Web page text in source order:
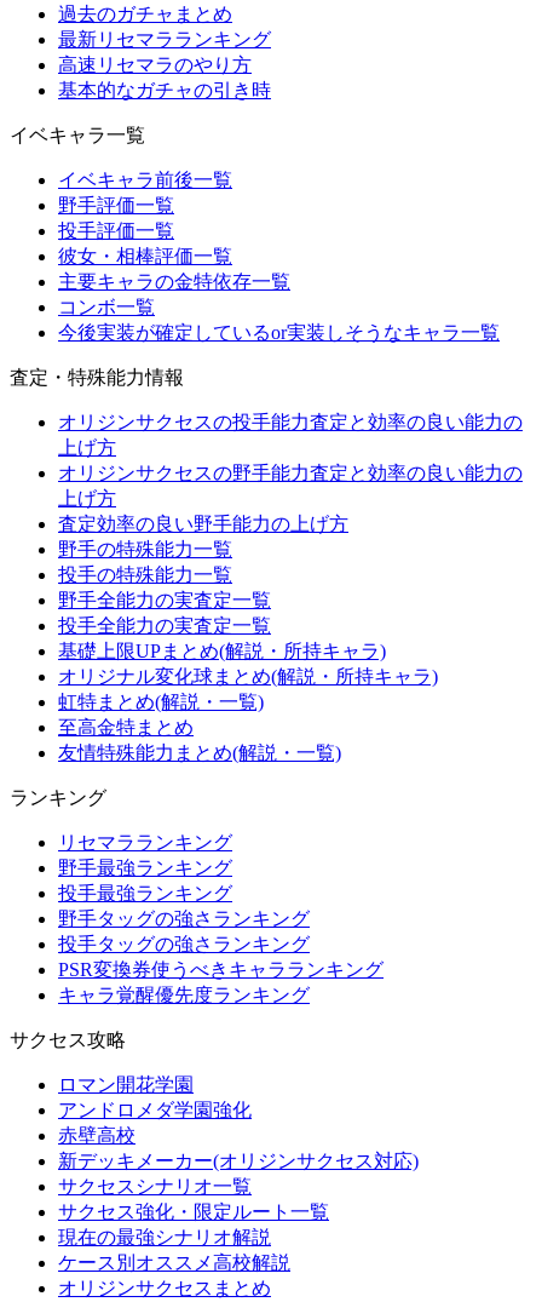
過去のガチャまとめ
最新リセマラランキング
高速リセマラのやり方
基本的なガチャの引き時
イベキャラ一覧
イベキャラ前後一覧
野手評価一覧
投手評価一覧
彼女・相棒評価一覧
主要キャラの金特依存一覧
コンボ一覧
今後実装が確定しているor実装しそうなキャラ一覧
査定・特殊能力情報
オリジンサクセスの投手能力査定と効率の良い能力の
上げ方
オリジンサクセスの野手能力査定と効率の良い能力の
上げ方
査定効率の良い野手能力の上げ方
野手の特殊能力一覧
投手の特殊能力一覧
野手全能力の実査定一覧
投手全能力の実査定一覧
基礎上限UPまとめ(解説・所持キャラ)
オリジナル変化球まとめ(解説・所持キャラ)
虹特まとめ(解説・一覧)
至高金特まとめ
友情特殊能力まとめ(解説・一覧)
ランキング
リセマラランキング
野手最強ランキング
投手最強ランキング
野手タッグの強さランキング
投手タッグの強さランキング
PSR変換券使うべきキャラランキング
キャラ覚醒優先度ランキング
サクセス攻略
ロマン開花学園
アンドロメダ学園強化
赤壁高校
新デッキメーカー(オリジンサクセス対応)
サクセスシナリオ一覧
サクセス強化・限定ルート一覧
現在の最強シナリオ解説
ケース別オススメ高校解説
オリジンサクセスまとめ